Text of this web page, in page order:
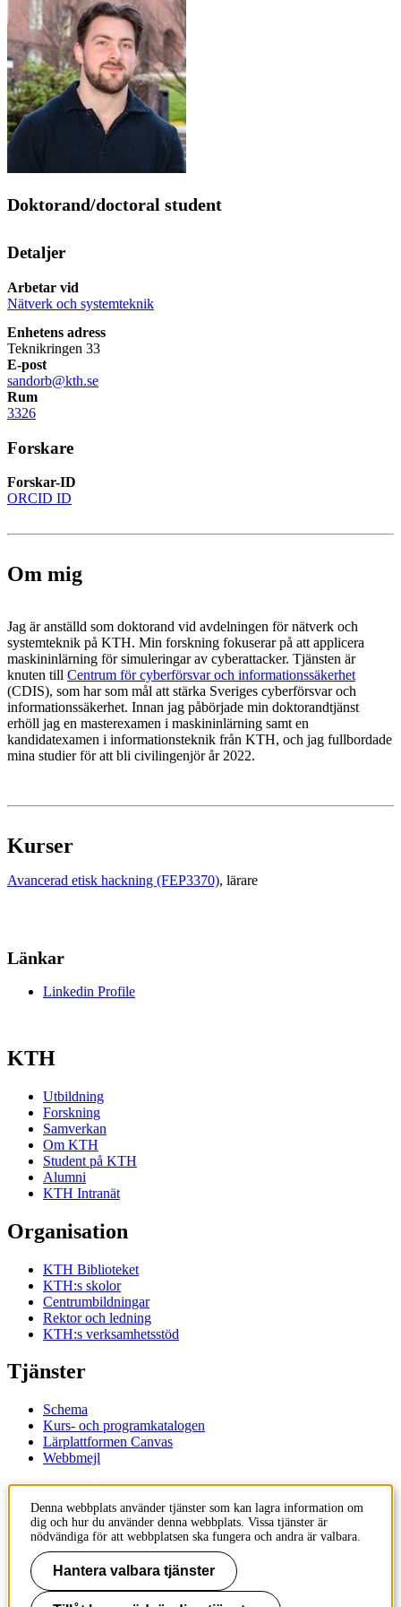
Doktorand/doctoral student
Detaljer
Arbetar vid
Nätverk och systemteknik
Enhetens adress
Teknikringen 33
E-post
sandorb@kth.se
Rum
3326
Forskare
Forskar-ID
ORCID ID
Om mig
Jag är anställd som doktorand vid avdelningen för nätverk och
systemteknik på KTH. Min forskning fokuserar på att applicera
maskininlärning för simuleringar av cyberattacker. Tjänsten är
knuten till Centrum för cyberförsvar och informationssäkerhet
(CDIS), som har som mål att stärka Sveriges cyberförsvar och
informationssäkerhet. Innan jag påbörjade min doktorandtjänst
erhöll jag en masterexamen i maskininlärning samt en
kandidatexamen i informationsteknik från KTH, och jag fullbordade
mina studier för att bli civilingenjör år 2022.
Kurser
Avancerad etisk hackning (FEP3370), lärare
Länkar
Linkedin Profile
KTH
Utbildning
Forskning
Samverkan
Om KTH
Student på KTH
Alumni
KTH Intranät
Organisation
KTH Biblioteket
KTH:s skolor
Centrumbildningar
Rektor och ledning
KTH:s verksamhetsstöd
Tjänster
Schema
Kurs- och programkatalogen
Lärplattformen Canvas
Webbmejl
KTH
100 44 Stockholm
+46 8 790 60 00
Kontakta KTH
Denna webbplats använder tjänster som kan lagra information om
dig och hur du använder denna webbplats. Vissa tjänster är
nödvändiga för att webbplatsen ska fungera och andra är valbara.
Hantera valbara tjänster